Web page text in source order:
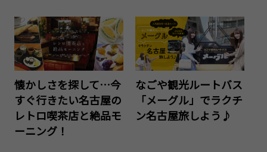
懐かしさを探して…今
すぐ行きたい名古屋の
レトロ喫茶店と絶品モ
ーニング！
なごや観光ルートバス
「メーグル」でラクチ
ン名古屋旅しよう♪